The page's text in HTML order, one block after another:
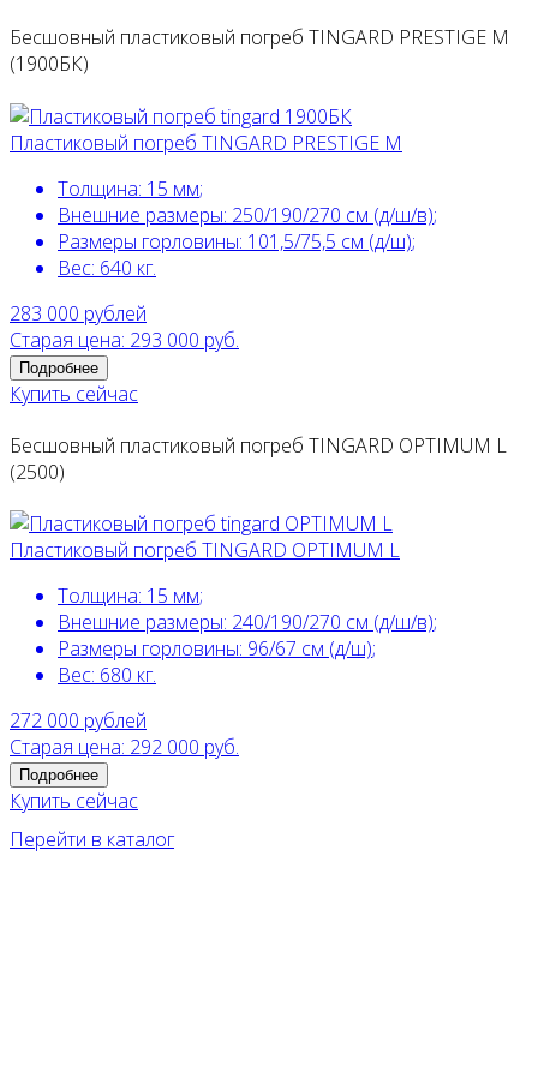
Бесшовный пластиковый погреб TINGARD PRESTIGE M
(1900БК)
Пластиковый погреб TINGARD PRESTIGE M
Толщина: 15 мм;
Внешние размеры: 250/190/270 см (д/ш/в);
Размеры горловины: 101,5/75,5 см (д/ш);
Вес: 640 кг.
283 000 рублей
Старая цена: 293 000 руб.
Подробнее
Купить сейчас
Бесшовный пластиковый погреб TINGARD OPTIMUM L
(2500)
Пластиковый погреб TINGARD OPTIMUM L
Толщина: 15 мм;
Внешние размеры: 240/190/270 см (д/ш/в);
Размеры горловины: 96/67 см (д/ш);
Вес: 680 кг.
272 000 рублей
Старая цена: 292 000 руб.
Подробнее
Купить сейчас
Перейти в каталог